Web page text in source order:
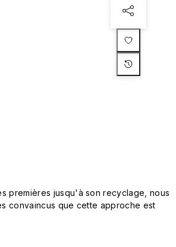
premières jusqu'à son recyclage, nous
convaincus que cette approche est